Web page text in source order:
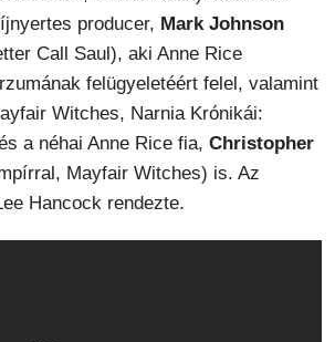
producer, Mark Johnson
Call Saul), aki Anne Rice
felügyeletéért felel, valamint
Witches, Narnia Krónikái:
a néhai Anne Rice fia, Christopher
Mayfair Witches) is. Az
Hancock rendezte.